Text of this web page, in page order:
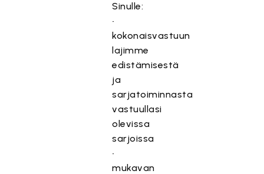
Sinulle:
•
kokonaisvastuun
lajimme
edistämisestä
ja
sarjatoiminnasta
vastuullasi
olevissa
sarjoissa
•
mukavan